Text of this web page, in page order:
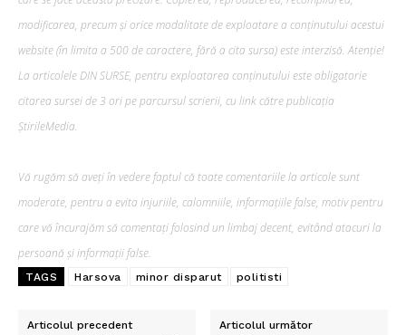
modificarea, precum şi orice modalitate de exploatare a conținutului acestui
website (în limita a 500 de caractere, fără a cita sursa) este interzisă. Atenție!
La articolele DIN SURSE, pentru exploatarea conținutului este obligatorie
citarea sursei de 3 ori pe parcursul scrierii, cu link către publicația
ȘtirileMedia.
Vă rugăm să aveți în vedere faptul că toate comentariile la articole sunt
moderate, pentru a evita injuriile, calomniile, informațiile false, motiv pentru
care vă încurajăm să comentați folosind un limbaj decent, evitând atacuri la
persoană și informații false.
TAGS Harsova minor disparut politisti
Articolul precedent Articolul următor